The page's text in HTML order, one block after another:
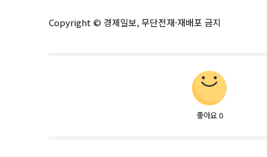
Copyright © 경제일보, 무단전재·재배포 금지
좋아요 0